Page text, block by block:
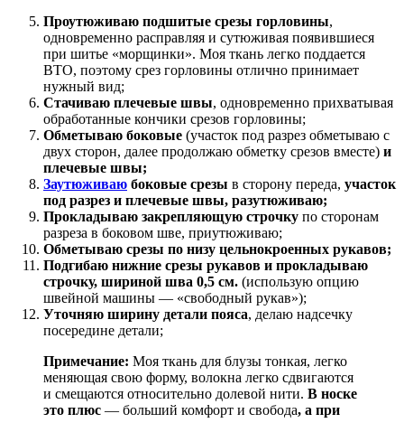
Проутюживаю подшитые срезы горловины,
одновременно расправляя и сутюживая появившиеся
при шитье «морщинки». Моя ткань легко поддается
ВТО, поэтому срез горловины отлично принимает
нужный вид;
Стачиваю плечевые швы, одновременно прихватывая
обработанные кончики срезов горловины;
Обметываю боковые (участок под разрез обметываю с
двух сторон, далее продолжаю обметку срезов вместе) и
плечевые швы;
Заутюживаю боковые срезы в сторону переда, участок
под разрез и плечевые швы, разутюживаю;
Прокладываю закрепляющую строчку по сторонам
разреза в боковом шве, приутюживаю;
Обметываю срезы по низу цельнокроенных рукавов;
Подгибаю нижние срезы рукавов и прокладываю
строчку, шириной шва 0,5 см. (использую опцию
швейной машины — «свободный рукав»);
Уточняю ширину детали пояса, делаю надсечку
посередине детали;
Примечание: Моя ткань для блузы тонкая, легко
меняющая свою форму, волокна легко сдвигаются
и смещаются относительно долевой нити. В носке
это плюс — больший комфорт и свобода, а при